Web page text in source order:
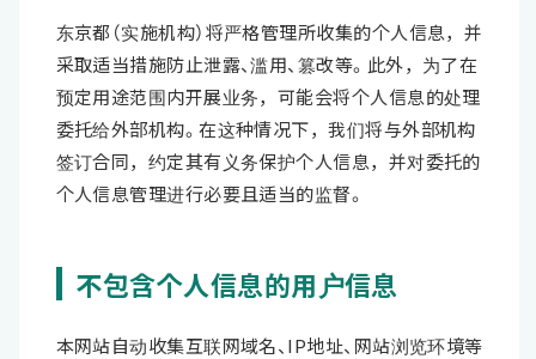
东京都（实施机构）将严格管理所收集的个人信息，并
采取适当措施防止泄露、滥用、篡改等。此外，为了在
预定用途范围内开展业务，可能会将个人信息的处理
委托给外部机构。在这种情况下，我们将与外部机构
签订合同，约定其有义务保护个人信息，并对委托的
个人信息管理进行必要且适当的监督。
不包含个人信息的用户信息
本网站自动收集互联网域名、IP地址、网站浏览环境等